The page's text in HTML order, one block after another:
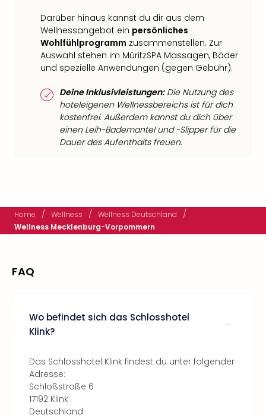
Darüber hinaus kannst du dir aus dem
Wellnessangebot ein persönliches
Wohlfühlprogramm zusammenstellen. Zur
Auswahl stehen im MüritzSPA Massagen, Bäder
und spezielle Anwendungen (gegen Gebühr).
Deine Inklusivleistungen:Die Nutzung des
hoteleigenen Wellnessbereichs ist für dich
kostenfrei. Außerdem kannst du dich über
einen Leih-Bademantel und -Slipper für die
Dauer des Aufenthalts freuen.
Home / Wellness / Wellness Deutschland /
Wellness Mecklenburg-Vorpommern
FAQ
Wo befindet sich das Schlosshotel
Klink?
Das Schlosshotel Klink findest du unter folgender
Adresse:
Schloßstraße 6
17192 Klink
Deutschland